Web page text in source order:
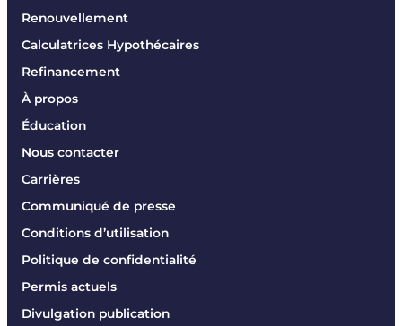
Renouvellement
Calculatrices Hypothécaires
Refinancement
À propos
Éducation
Nous contacter
Carrières
Communiqué de presse
Conditions d’utilisation
Politique de confidentialité
Permis actuels
Divulgation publication